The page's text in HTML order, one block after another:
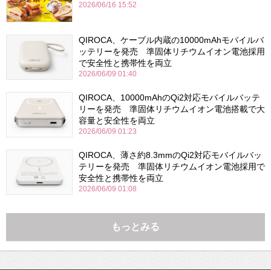
2026/06/16 15:52
QIROCA、ケーブル内蔵の10000mAhモバイルバ
ッテリーを発売 準固体リチウムイオン電池採用
で安全性と携帯性を両立
2026/06/09 01:40
QIROCA、10000mAhのQi2対応モバイルバッテ
リーを発売 準固体リチウムイオン電池搭載で大
容量と安全性を両立
2026/06/09 01:23
QIROCA、薄さ約8.3mmのQi2対応モバイルバッ
テリーを発売 準固体リチウムイオン電池採用で
安全性と携帯性を両立
2026/06/09 01:08
もっとみる